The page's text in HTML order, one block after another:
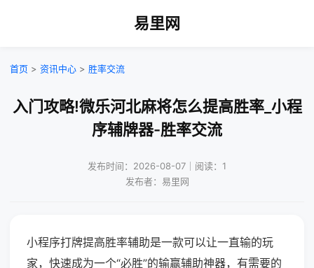
易里网
首页 > 资讯中心 > 胜率交流
入门攻略!微乐河北麻将怎么提高胜率_小程
序辅牌器-胜率交流
发布时间：2026-08-07｜阅读：1
发布者：易里网
小程序打牌提高胜率辅助是一款可以让一直输的玩
家，快速成为一个“必胜”的输赢辅助神器，有需要的